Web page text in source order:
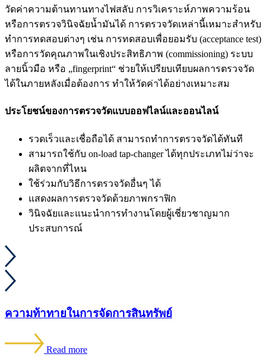
วัดค่าความต้านทานทางไฟสลับ การวิเคราะห์ภาพความร้อน
หรือการตรวจวินิจฉัยน้ำมันได้ การตรวจวัดเหล่านี้เหมาะสำหรับ
ทำการทดสอบต่างๆ เช่น การทดสอบเพื่อยอมรับ (acceptance test)
หรือการวัดคุณภาพในเชิงประสิทธิภาพ (commissioning) ระบบ
ลายนิ้วมือ หรือ „fingerprint“ ช่วยให้เปรียบเทียบผลการตรวจวัด
ได้ในภายหลังเมื่อต้องการ ทำให้วัดค่าได้อย่างเหมาะสม
ประโยชน์ของการตรวจวัดแบบออฟไลน์และออนไลน์
รวดเร็วและเชื่อถือได้ สามารถทำการตรวจวัดได้ทันที
สามารถใช้กับ on-load tap-changer ได้ทุกประเภทไม่ว่าจะ
ผลิตจากที่ไหน
ใช้ร่วมกับวิธีการตรวจวัดอื่นๆ ได้
แสดงผลการตรวจวัดด้วยภาพกราฟิก
วินิจฉัยและแนะนำการทำงานโดยผู้เชี่ยวชาญมาก
ประสบการณ์
ความท้าทายในการจัดการสินทรัพย์
Read more